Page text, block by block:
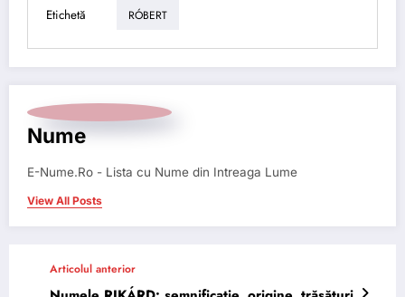
Etichetă RÓBERT
Nume
E-Nume.Ro - Lista cu Nume din Intreaga Lume
View All Posts
Articolul anterior